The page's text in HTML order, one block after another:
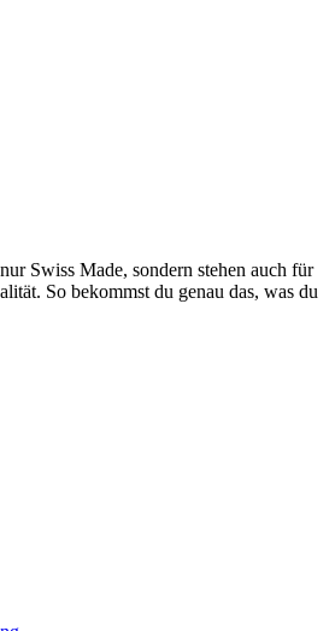
Swiss Made, sondern stehen auch für
So bekommst du genau das, was du